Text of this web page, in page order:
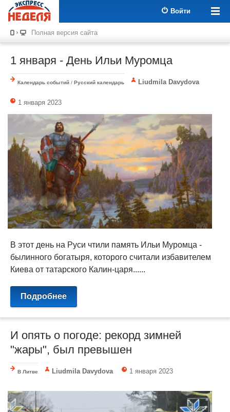
Войти
Полная версия сайта
1 января - День Ильи Муромца
Календарь событий / Русский календарь Liudmila Davydova
1 января 2023
В этот день на Руси чтили память Ильи Муромца -
былинного богатыря, которого считали избавителем
Киева от татарского Калин-царя......
Подробнее
И опять о погоде: рекорд зимней
"жары", был превышен
В Литве Liudmila Davydova 1 января 2023